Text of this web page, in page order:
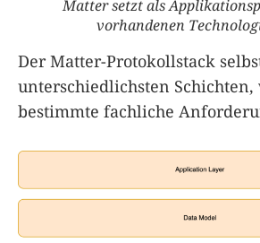
Matter setzt als
vorhandenen
Der Matter-Protokollstack
unterschiedlichsten
bestimmte fachliche